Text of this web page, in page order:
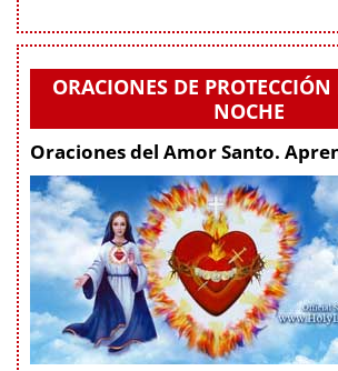
ORACIONES DE
NOCHE
Oraciones del Amor Santo.